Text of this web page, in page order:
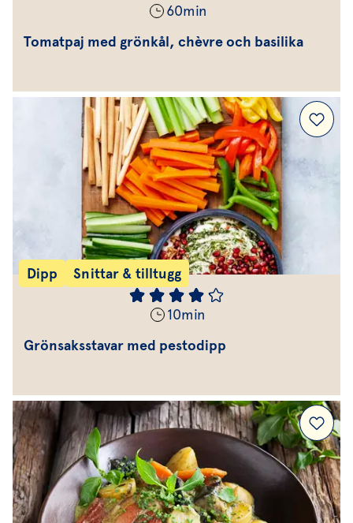
60min
Tomatpaj med grönkål, chèvre och basilika
Dipp Snittar & tilltugg
10min
Grönsaksstavar med pestodipp